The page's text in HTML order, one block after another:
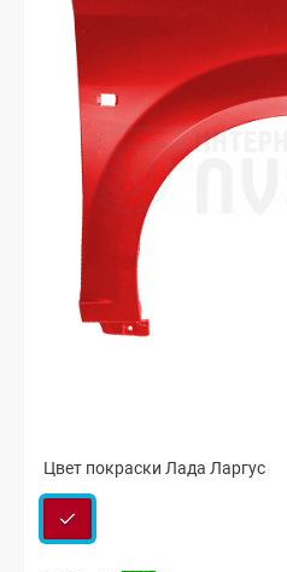
Цвет покраски Лада Ларгус